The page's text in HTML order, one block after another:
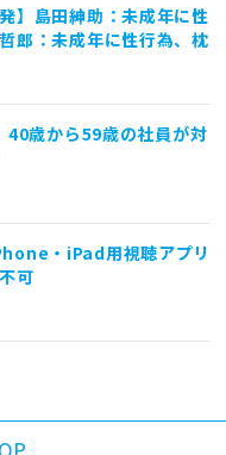
】島田紳助：未成年に性
郎：未成年に性行為、枕
40歳から59歳の社員が対
・iPad用視聴アプリ
可